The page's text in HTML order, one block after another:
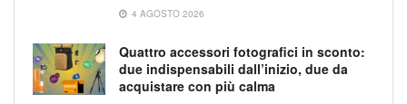
4 AGOSTO 2026
Quattro accessori fotografici in sconto:
due indispensabili dall’inizio, due da
acquistare con più calma